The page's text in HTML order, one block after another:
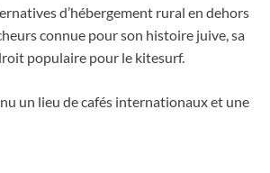
d’hébergement rural en dehors
connue pour son histoire juive, sa
populaire pour le kitesurf.
un lieu de cafés internationaux et une